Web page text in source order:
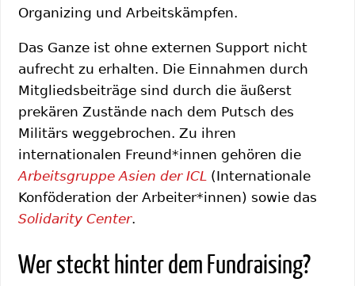
Organizing und Arbeitskämpfen.
Das Ganze ist ohne externen Support nicht
aufrecht zu erhalten. Die Einnahmen durch
Mitgliedsbeiträge sind durch die äußerst
prekären Zustände nach dem Putsch des
Militärs weggebrochen. Zu ihren
internationalen Freund*innen gehören die
Arbeitsgruppe Asien der ICL (Internationale
Konföderation der Arbeiter*innen) sowie das
Solidarity Center.
Wer steckt hinter dem Fundraising?